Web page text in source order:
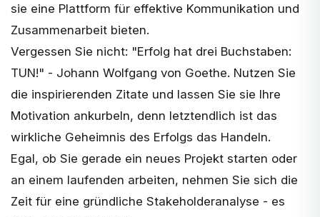
sie eine Plattform für effektive Kommunikation und
Zusammenarbeit bieten.
Vergessen Sie nicht: "Erfolg hat drei Buchstaben:
TUN!" - Johann Wolfgang von Goethe. Nutzen Sie
die inspirierenden Zitate und lassen Sie sie Ihre
Motivation ankurbeln, denn letztendlich ist das
wirkliche Geheimnis des Erfolgs das Handeln.
Egal, ob Sie gerade ein neues Projekt starten oder
an einem laufenden arbeiten, nehmen Sie sich die
Zeit für eine gründliche Stakeholderanalyse - es